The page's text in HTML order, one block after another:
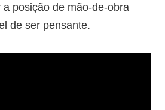
posição de mão-de-obra
de ser pensante.